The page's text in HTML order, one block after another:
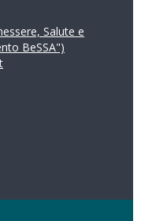
Salute e
BeSSA")